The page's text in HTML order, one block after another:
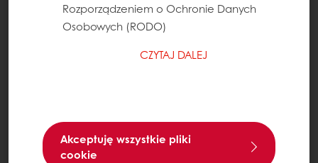
Rozporządzeniem o Ochronie Danych
Osobowych (RODO)
CZYTAJ DALEJ
Akceptuję wszystkie pliki
cookie